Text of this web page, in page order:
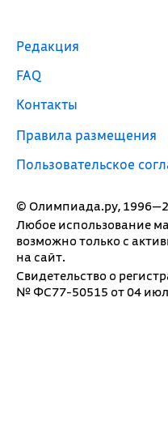
© Олимпиада.ру,
Любое использование
возможно только с
на сайт.
Свидетельство о
№ ФС77-50515 от 04
Редакция
FAQ
Контакты
Правила размещения
Пользовательское